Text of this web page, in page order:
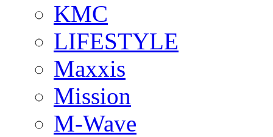
KMC
LIFESTYLE
Maxxis
Mission
M-Wave